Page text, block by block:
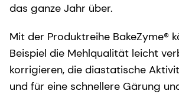
das ganze Jahr über.
Mit der Produktreihe BakeZyme®
Beispiel die Mehlqualität leicht
korrigieren, die diastatische
und für eine schnellere Gärung